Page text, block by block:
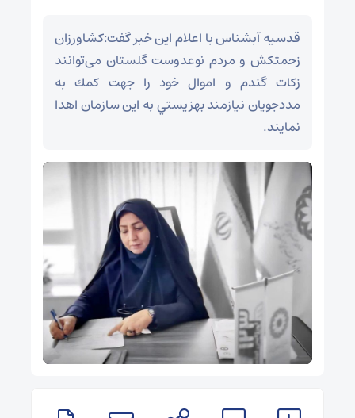
قدسیه آبشناس با اعلام این خبر گفت:کشاورزان
زحمتکش و مردم نوعدوست گلستان می‌توانند
زكات گندم و اموال خود را جهت كمك به
مددجويان نيازمند بهزيستي به اين سازمان اهدا
نمايند.